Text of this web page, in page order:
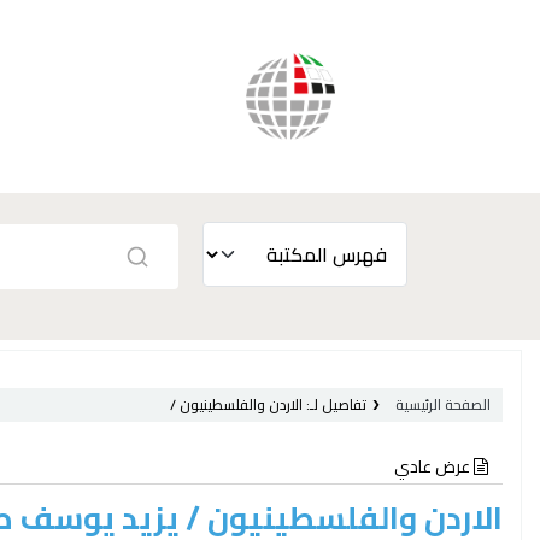
الصفحة الرئيسية تفاصيل لـ: الاردن والفلسطينيون /
عرض عادي
الاردن والفلسطينيون /يزيد يوسف